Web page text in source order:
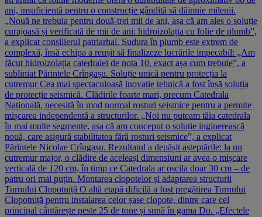
ani, insuficientă pentru o construcție gândită să dăinuie milenii.
„Nouă ne trebuia pentru două-trei mii de ani, așa că am ales o soluție
curajoasă și verificată de mii de ani: hidroizolația cu folie de plumb”,
a explicat consilierul patriarhal. Sudura în plumb este extrem de
complexă, însă echipa a reușit să finalizeze lucrările impecabil: „Am
făcut hidroizolația catedralei de nota 10, exact așa cum trebuie”, a
subliniat Părintele Crîngașu. Soluție unică pentru protecția la
cutremur Cea mai spectaculoasă inovație tehnică a fost însă soluția
de protecție seismică. Clădirile foarte mari, precum Catedrala
Națională, necesită în mod normal rosturi seismice pentru a permite
mișcarea independentă a structurilor. „Noi nu puteam tăia catedrala
în mai multe segmente, așa că am conceput o soluție inginerească
nouă, care asigură stabilitatea fără rosturi seismice”, a explicat
Părintele Nicolae Crîngașu. Rezultatul a depășit așteptările: la un
cutremur major, o clădire de aceleași dimensiuni ar avea o mișcare
verticală de 120 cm, în timp ce Catedrala ar oscila doar 30 cm – de
patru ori mai puțin. Montarea clopotelor și adaptarea structurii
Turnului Clopotniță O altă etapă dificilă a fost pregătirea Turnului
Clopotniță pentru instalarea celor șase clopote, dintre care cel
principal cântărește peste 25 de tone și sună în gama Do. „Efectele